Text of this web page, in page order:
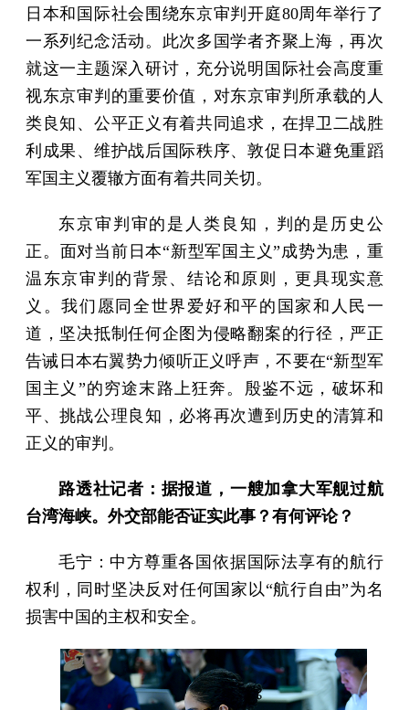
日本和国际社会围绕东京审判开庭80周年举行了
一系列纪念活动。此次多国学者齐聚上海，再次
就这一主题深入研讨，充分说明国际社会高度重
视东京审判的重要价值，对东京审判所承载的人
类良知、公平正义有着共同追求，在捍卫二战胜
利成果、维护战后国际秩序、敦促日本避免重蹈
军国主义覆辙方面有着共同关切。
东京审判审的是人类良知，判的是历史公
正。面对当前日本“新型军国主义”成势为患，重
温东京审判的背景、结论和原则，更具现实意
义。我们愿同全世界爱好和平的国家和人民一
道，坚决抵制任何企图为侵略翻案的行径，严正
告诫日本右翼势力倾听正义呼声，不要在“新型军
国主义”的穷途末路上狂奔。殷鉴不远，破坏和
平、挑战公理良知，必将再次遭到历史的清算和
正义的审判。
路透社记者：据报道，一艘加拿大军舰过航
台湾海峡。外交部能否证实此事？有何评论？
毛宁：中方尊重各国依据国际法享有的航行
权利，同时坚决反对任何国家以“航行自由”为名
损害中国的主权和安全。